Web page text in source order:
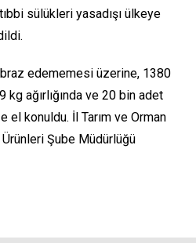
sülükleri yasadışı ülkeye
edememesi üzerine, 1380
kg ağırlığında ve 20 bin adet
el konuldu. İl Tarım ve Orman
Ürünleri Şube Müdürlüğü